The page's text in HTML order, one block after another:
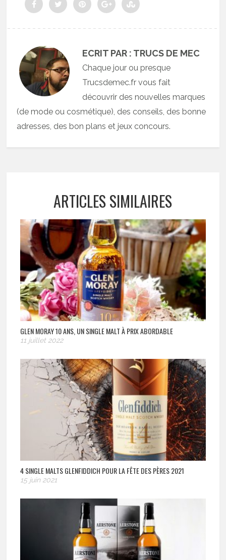
ECRIT PAR : TRUCS DE MEC
Chaque jour ou presque
Trucsdemec.fr vous fait
découvrir des nouvelles marques
(de mode ou cosmétique), des conseils, des bonne
adresses, des bon plans et jeux concours.
ARTICLES SIMILAIRES
GLEN MORAY 10 ANS, UN SINGLE MALT À PRIX ABORDABLE
11 juillet 2022
4 SINGLE MALTS GLENFIDDICH POUR LA FÊTE DES PÈRES 2021
15 juin 2021